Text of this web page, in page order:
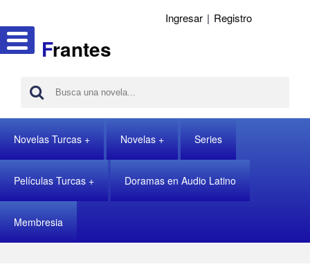
Frantes
Ingresar | Registro
Novelas Turcas Novelas Series
Películas Turcas Doramas en Audio Latino
Membresia